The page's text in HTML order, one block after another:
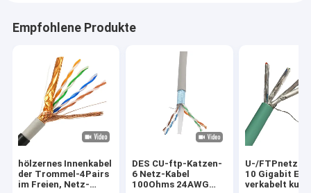
Empfohlene Produkte
hölzernes Innenkabel
der Trommel-4Pairs
im Freien, Netz-
DES CU-ftp-Katzen-
6 Netz-Kabel
100Ohms 24AWG
U-/FTPnetz
10 Gigabit
verkabelt